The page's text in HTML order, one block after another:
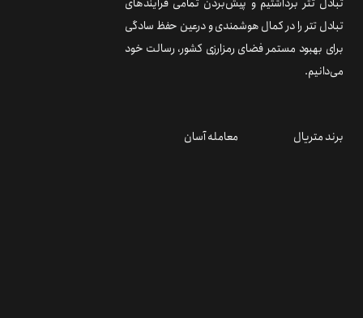
تبادل تتر را در کمال هوشمندی و درعین حفظ سادگی
برای بهبود مستمر فضای رمزارزی کشور، رسالت خود
می‌دانیم.
برند متریال معامله آسان